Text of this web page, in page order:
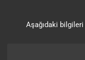
Aşağıdaki